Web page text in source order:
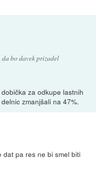
bo davek prizadel
za odkupe lastnih
zmanjšali na 47%.
dat pa res ne bi smel biti